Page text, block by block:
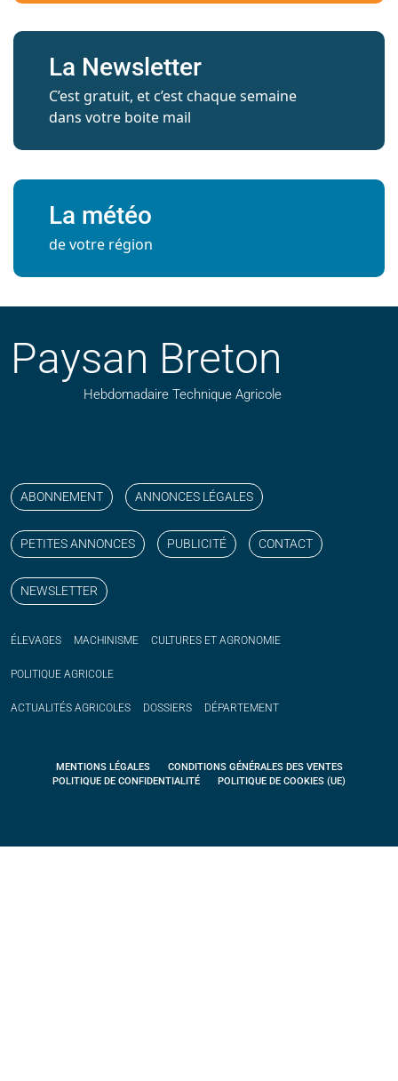
La Newsletter
C’est gratuit, et c’est chaque semaine
dans votre boite mail
La météo
de votre région
Paysan Breton
Hebdomadaire Technique Agricole
ABONNEMENT ANNONCES LÉGALES
PETITES ANNONCES PUBLICITÉ CONTACT
NEWSLETTER
ÉLEVAGES MACHINISME CULTURES ET AGRONOMIE
POLITIQUE AGRICOLE
ACTUALITÉS AGRICOLES DOSSIERS DÉPARTEMENT
MENTIONS LÉGALES
CONDITIONS GÉNÉRALES DES VENTES
POLITIQUE DE CONFIDENTIALITÉ
POLITIQUE DE COOKIES (UE)